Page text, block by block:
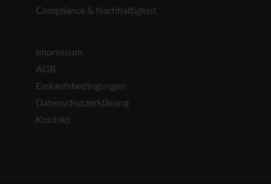
Compliance & Nachhaltigkeit
Impressum
AGB
Einkaufsbedingungen
Datenschutzerklärung
Kontakt